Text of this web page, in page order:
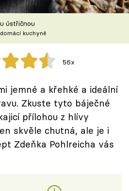
ústřičnou
kuchyně
56x
jemné a křehké a ideální
Zkuste tyto báječné
přílohou z hlívy
skvěle chutná, ale je i
Zdeňka Pohlreicha vás